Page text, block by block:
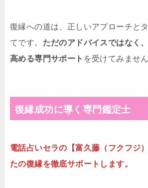
復縁への道は、正しいアプローチと
てです。 ただのアドバイスではなく
高める専門サポート を受けてみませ
復縁成功に導く専門鑑定士
電話占いセラの【富久藤（フクフジ
たの復縁を徹底サポートします。